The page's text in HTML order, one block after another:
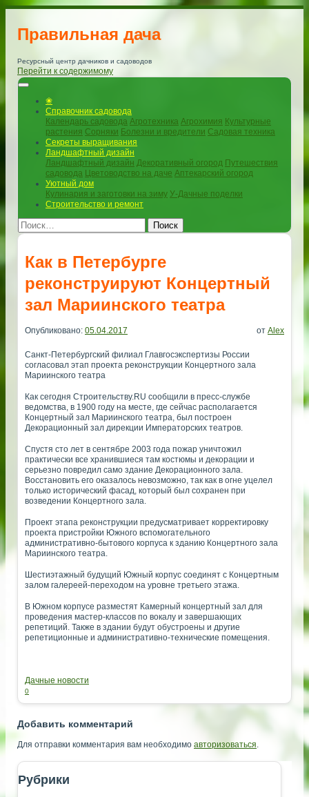
Правильная дача
Ресурсный центр дачников и садоводов
Перейти к содержимому
❀
Справочник садовода
Календарь садовода Агротехника Агрохимия Культурные
растения Сорняки Болезни и вредители Садовая техника
Секреты выращивания
Ландшафтный дизайн
Ландшафтный дизайн Декоративный огород Путешествия
садовода Цветоводство на даче Аптекарский огород
Уютный дом
Кулинария и заготовки на зиму У-Дачные поделки
Строительство и ремонт
Поиск
Как в Петербурге
реконструируют Концертный
зал Мариинского театра
Опубликовано: 05.04.2017 от Alex
Санкт-Петербургский филиал Главгосэкспертизы России
согласовал этап проекта реконструкции Концертного зала
Мариинского театра
Как сегодня Строительству.RU сообщили в пресс-службе
ведомства, в 1900 году на месте, где сейчас располагается
Концертный зал Мариинского театра, был построен
Декорационный зал дирекции Императорских театров.
Спустя сто лет в сентябре 2003 года пожар уничтожил
практически все хранившиеся там костюмы и декорации и
серьезно повредил само здание Декорационного зала.
Восстановить его оказалось невозможно, так как в огне уцелел
только исторический фасад, который был сохранен при
возведении Концертного зала.
Проект этапа реконструкции предусматривает корректировку
проекта пристройки Южного вспомогательного
административно-бытового корпуса к зданию Концертного зала
Мариинского театра.
Шестиэтажный будущий Южный корпус соединят с Концертным
залом галереей-переходом на уровне третьего этажа.
В Южном корпусе разместят Камерный концертный зал для
проведения мастер-классов по вокалу и завершающих
репетиций. Также в здании будут обустроены и другие
репетиционные и административно-технические помещения.
Дачные новости
0
Добавить комментарий
Для отправки комментария вам необходимо авторизоваться.
Рубрики